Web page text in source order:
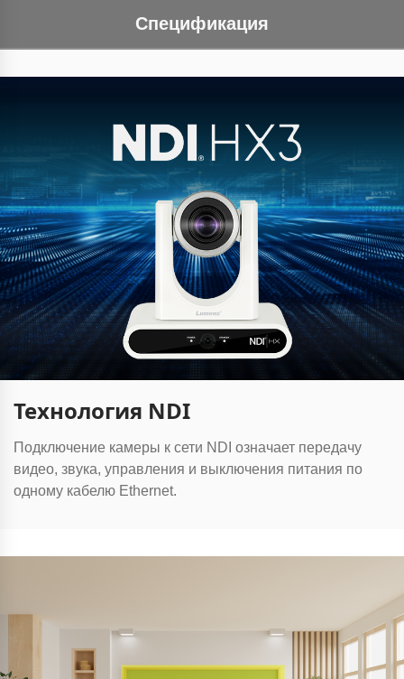
Спецификация
Технология NDI
Подключение камеры к сети NDI означает передачу
видео, звука, управления и выключения питания по
одному кабелю Ethernet.